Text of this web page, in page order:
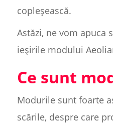
copleșească.
Astăzi, ne vom apuca
ieșirile modului
Ce sunt
Modurile sunt foarte
scările, despre care